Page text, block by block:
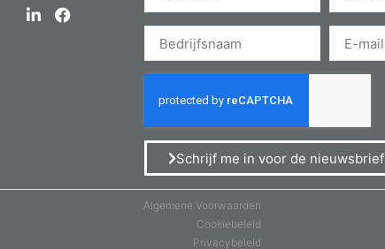
Schrijf me in voor de nieuwsbrief
Algemene Voorwaarden
Cookiebeleid
Privacybeleid